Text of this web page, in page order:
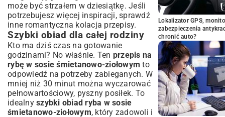
może być strzałem w dziesiątkę. Jeśli
potrzebujesz więcej inspiracji, sprawdź
inne romantyczna kolacja przepisy.
Szybki obiad dla całej rodziny
Kto ma dziś czas na gotowanie
godzinami? No właśnie. Ten przepis na
rybę w sosie śmietanowo-ziołowym to
odpowiedź na potrzeby zabieganych. W
mniej niż 30 minut można wyczarować
pełnowartościowy, pyszny posiłek. To
idealny szybki obiad ryba w sosie
śmietanowo-ziołowym, który zadowoli i
Lokalizator GPS,
zabezpieczenia
chronić auto?